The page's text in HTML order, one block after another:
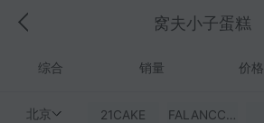
窝夫小子蛋糕
综合 销量 价格
北京 21CAKE FALANCCAKE